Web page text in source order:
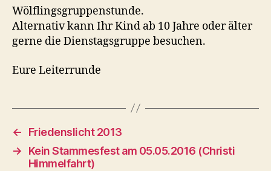
Wölflingsgruppenstunde.
Alternativ kann Ihr Kind ab 10 Jahre oder älter
gerne die Dienstagsgruppe besuchen.
Eure Leiterrunde
←
Friedenslicht 2013
→
Kein Stammesfest am 05.05.2016 (Christi
Himmelfahrt)